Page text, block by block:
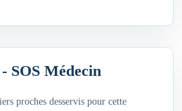
SOS Médecin
proches desservis pour cette